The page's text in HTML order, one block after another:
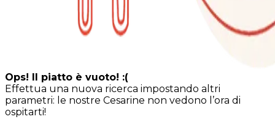
Ops! Il piatto è vuoto! :(
Effettua una nuova ricerca impostando altri
parametri: le nostre Cesarine non vedono l’ora di
ospitarti!